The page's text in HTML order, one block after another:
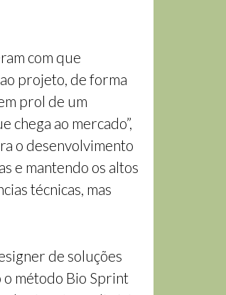
com que
projeto, de forma
prol de um
chega ao mercado”,
o desenvolvimento
e mantendo os altos
técnicas, mas
de soluções
o método Bio Sprint